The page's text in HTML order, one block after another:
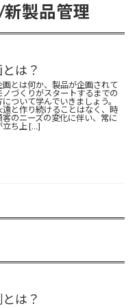
製品管理
は？
画とは何か、製品が企画されて
づくりがスタートするまでの
ついて学んでいきましょう。
遠と作り続けることはなく、時
のニーズの変化に伴い、常に
立ち上 […]
は？